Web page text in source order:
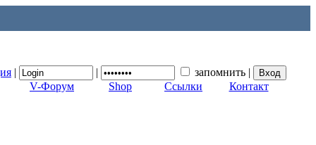
| | запомнить |
V-Форум Shop Ссылки Контакт